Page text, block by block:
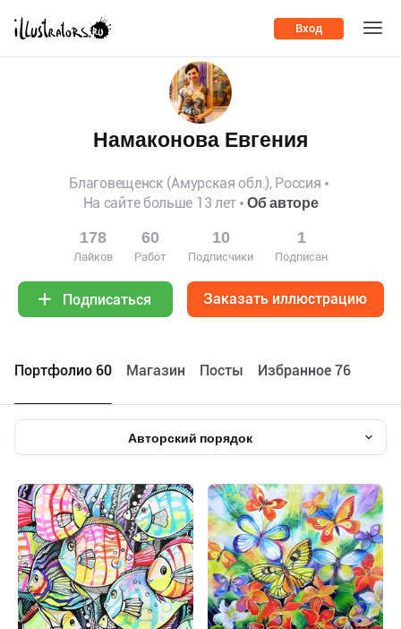
Вход
Намаконова Евгения
Благовещенск (Амурская обл.), Россия
На сайте больше 13 лет
Об авторе
178
Лайков
60
Работ
10
Подписчики
1
Подписан
Подписаться Заказать иллюстрацию
Портфолио 60 Maгазин Посты Избранное 76
Авторский порядок